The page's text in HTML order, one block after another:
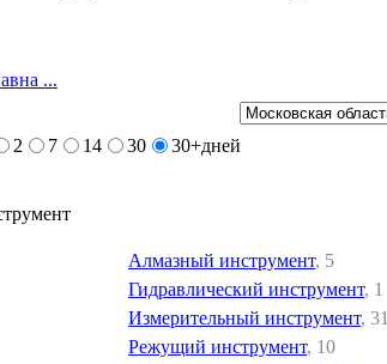
...
2 7 14 30 30+дней
Алмазный инструмент, 5
Гидравлический инструмент, 1
Измерительный инструмент, 31
Режущий инструмент, 10